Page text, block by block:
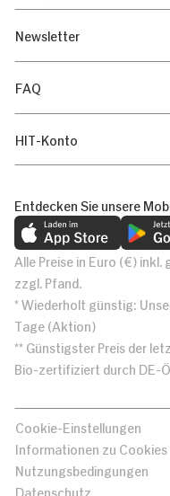
Newsletter
FAQ
HIT-Konto
Entdecken Sie unsere
Alle Preise in Euro (€)
zzgl. Pfand.
* Wiederholt günstig:
Tage (Aktion)
** Günstigster Preis der
Bio-zertifiziert durch DE-
Cookie-Einstellungen
Informationen zu Cookies
Nutzungsbedingungen
Datenschutz